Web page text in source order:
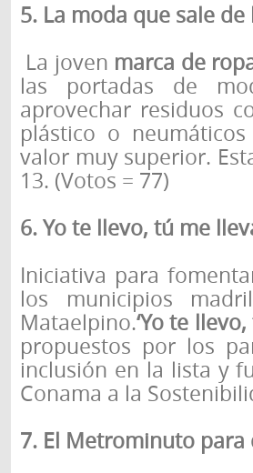
5. La moda que sale
La joven marca de
las portadas de
aprovechar residuos
plástico o
valor muy superior.
13. (Votos = 77)
6. Yo te llevo, tú me
Iniciativa para
los municipios
Mataelpino.‘Yo te
propuestos por los
inclusión en la lista y
Conama a la
7. El Metrominuto para